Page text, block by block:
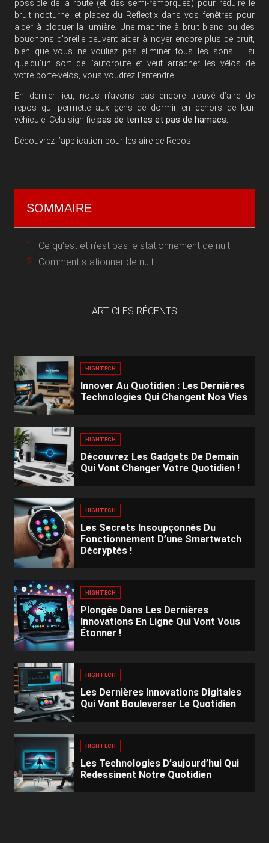
possible de la route (et des semi-remorques) pour réduire le
bruit nocturne, et placez du Reflectix dans vos fenêtres pour
aider à bloquer la lumière. Une machine à bruit blanc ou des
bouchons d’oreille peuvent aider à noyer encore plus de bruit,
bien que vous ne vouliez pas éliminer tous les sons – si
quelqu’un sort de l’autoroute et veut arracher les vélos de
votre porte-vélos, vous voudrez l’entendre.
En dernier lieu, nous n’avons pas encore trouvé d’aire de
repos qui permette aux gens de dormir en dehors de leur
véhicule. Cela signifiepas de tentes et pas de hamacs.
Découvrez l’application pour les aire de Repos
SOMMAIRE
Ce qu’est et n’est pas le stationnement de nuit
Comment stationner de nuit
ARTICLES RÉCENTS
HIGHTECH
Innover Au Quotidien : Les Dernières
Technologies Qui Changent Nos Vies
HIGHTECH
Découvrez Les Gadgets De Demain
Qui Vont Changer Votre Quotidien !
HIGHTECH
Les Secrets Insoupçonnés Du
Fonctionnement D’une Smartwatch
Décryptés !
HIGHTECH
Plongée Dans Les Dernières
Innovations En Ligne Qui Vont Vous
Étonner !
HIGHTECH
Les Dernières Innovations Digitales
Qui Vont Bouleverser Le Quotidien
HIGHTECH
Les Technologies D’aujourd’hui Qui
Redessinent Notre Quotidien